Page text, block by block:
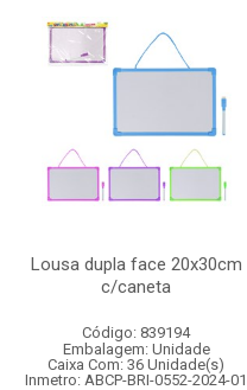
Lousa dupla face 20x30cm
c/caneta
Código: 839194
Embalagem: Unidade
Caixa Com: 36 Unidade(s)
Inmetro: ABCP-BRI-0552-2024-01